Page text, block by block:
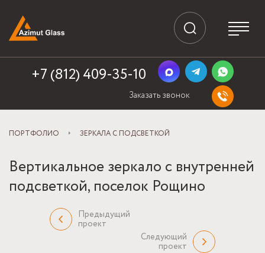
+7 (812) 409-35-10
Заказать звонок
ПОРТФОЛИО ЗЕРКАЛА С ПОДСВЕТКОЙ
Вертикальное зеркало с внутренней
подсветкой, поселок Рощино
Предыдущий
проект
Следующий
проект